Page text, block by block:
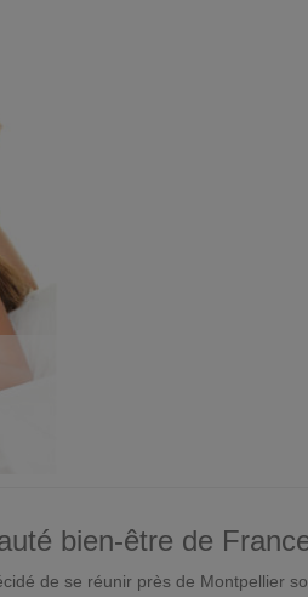
bien-être de
de se réunir près de Montpellier